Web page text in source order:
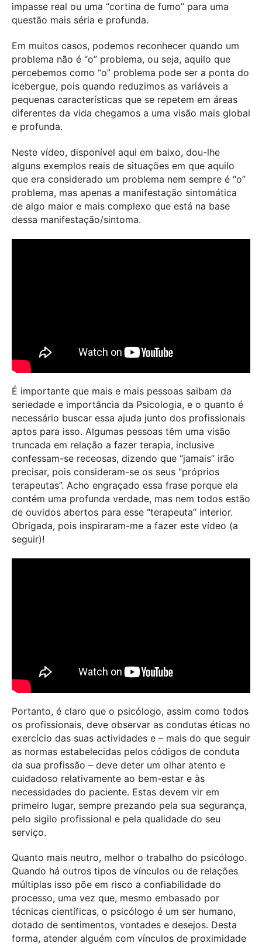
impasse real ou uma “cortina de fumo” para uma
questão mais séria e profunda.
Em muitos casos, podemos reconhecer quando um
problema não é “o” problema, ou seja, aquilo que
percebemos como “o” problema pode ser a ponta do
icebergue, pois quando reduzimos as variáveis a
pequenas características que se repetem em áreas
diferentes da vida chegamos a uma visão mais global
e profunda.
Neste vídeo, disponível aqui em baixo, dou-lhe
alguns exemplos reais de situações em que aquilo
que era considerado um problema nem sempre é “o”
problema, mas apenas a manifestação sintomática
de algo maior e mais complexo que está na base
dessa manifestação/sintoma.
É importante que mais e mais pessoas saibam da
seriedade e importância da Psicologia, e o quanto é
necessário buscar essa ajuda junto dos profissionais
aptos para isso. Algumas pessoas têm uma visão
truncada em relação a fazer terapia, inclusive
confessam-se receosas, dizendo que “jamais” irão
precisar, pois consideram-se os seus “próprios
terapeutas”. Acho engraçado essa frase porque ela
contém uma profunda verdade, mas nem todos estão
de ouvidos abertos para esse “terapeuta” interior.
Obrigada, pois inspiraram-me a fazer este vídeo (a
seguir)!
Portanto, é claro que o psicólogo, assim como todos
os profissionais, deve observar as condutas éticas no
exercício das suas actividades e – mais do que seguir
as normas estabelecidas pelos códigos de conduta
da sua profissão – deve deter um olhar atento e
cuidadoso relativamente ao bem-estar e às
necessidades do paciente. Estas devem vir em
primeiro lugar, sempre prezando pela sua segurança,
pelo sigilo profissional e pela qualidade do seu
serviço.
Quanto mais neutro, melhor o trabalho do psicólogo.
Quando há outros tipos de vínculos ou de relações
múltiplas isso põe em risco a confiabilidade do
processo, uma vez que, mesmo embasado por
técnicas científicas, o psicólogo é um ser humano,
dotado de sentimentos, vontades e desejos. Desta
forma, atender alguém com vínculos de proximidade